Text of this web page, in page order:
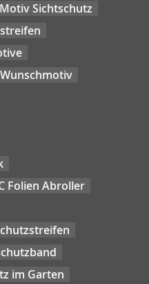
Motiv Sichtschutz
Folien Abroller
im Garten